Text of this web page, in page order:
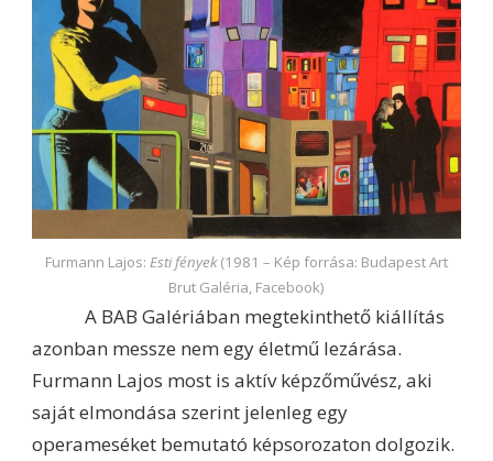
Furmann Lajos: Esti fények(1981 – Kép forrása: Budapest Art
Brut Galéria, Facebook)
A BAB Galériában megtekinthető kiállítás
azonban messze nem egy életmű lezárása.
Furmann Lajos most is aktív képzőművész, aki
saját elmondása szerint jelenleg egy
operameséket bemutató képsorozaton dolgozik.